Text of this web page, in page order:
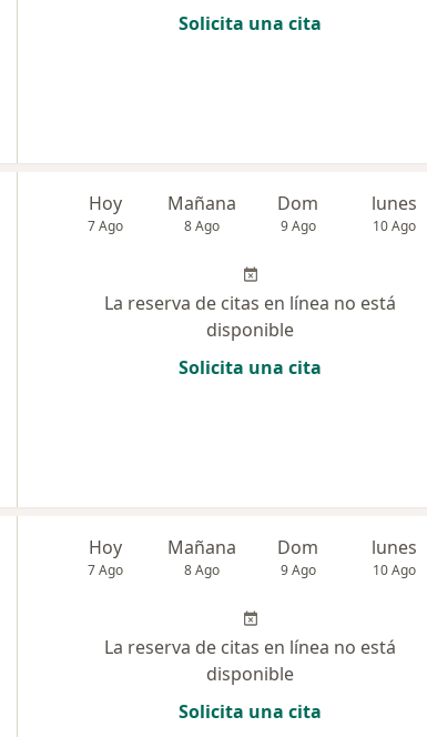
Solicita una cita
Hoy
7 Ago
Mañana
8 Ago
Dom
9 Ago
lunes
10 Ago
La reserva de citas en línea no está
disponible
Solicita una cita
Hoy
7 Ago
Mañana
8 Ago
Dom
9 Ago
lunes
10 Ago
La reserva de citas en línea no está
disponible
Solicita una cita